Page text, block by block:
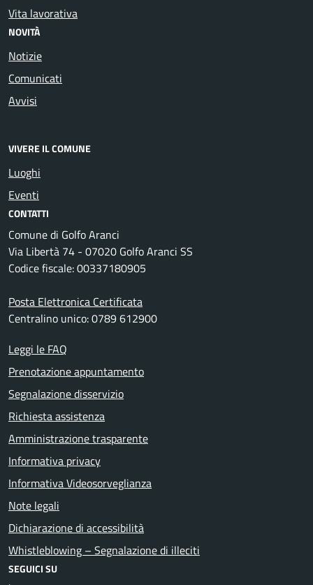
Vita lavorativa
NOVITÀ
Notizie
Comunicati
Avvisi
VIVERE IL COMUNE
Luoghi
Eventi
CONTATTI
Comune di Golfo Aranci
Via Libertà 74 - 07020 Golfo Aranci SS
Codice fiscale: 00337180905
Posta Elettronica Certificata
Centralino unico: 0789 612900
Leggi le FAQ
Prenotazione appuntamento
Segnalazione disservizio
Richiesta assistenza
Amministrazione trasparente
Informativa privacy
Informativa Videosorveglianza
Note legali
Dichiarazione di accessibilità
Whistleblowing – Segnalazione di illeciti
SEGUICI SU